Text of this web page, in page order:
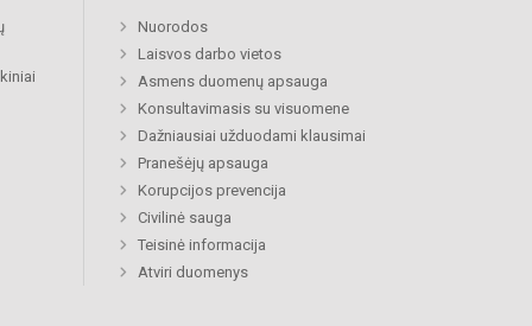
Nuorodos
Laisvos darbo vietos
Asmens duomenų apsauga
Konsultavimasis su visuomene
Dažniausiai užduodami klausimai
Pranešėjų apsauga
Korupcijos prevencija
Civilinė sauga
Teisinė informacija
Atviri duomenys